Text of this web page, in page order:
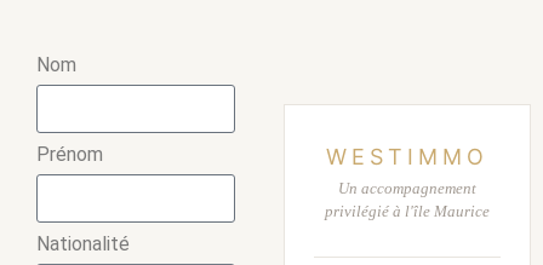
Nom
Prénom
Nationalité
WESTIMMO
Un accompagnement
privilégié à l'île Maurice